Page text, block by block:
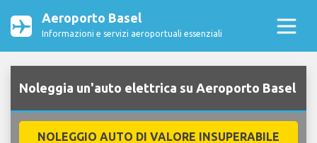
Aeroporto Basel
Informazioni e servizi aeroportuali essenziali
Noleggia un'auto elettrica su Aeroporto Basel
NOLEGGIO AUTO DI VALORE INSUPERABILE